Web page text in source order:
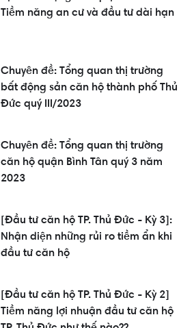
Tiềm năng an cư và đầu tư dài hạn
Chuyên đề: Tổng quan thị trường
bất động sản căn hộ thành phố Thủ
Đức quý III/2023
Chuyên đề: Tổng quan thị trường
căn hộ quận Bình Tân quý 3 năm
2023
[Đầu tư căn hộ TP. Thủ Đức - Kỳ 3]:
Nhận diện những rủi ro tiềm ẩn khi
đầu tư căn hộ
[Đầu tư căn hộ TP. Thủ Đức - Kỳ 2]
Tiềm năng lợi nhuận đầu tư căn hộ